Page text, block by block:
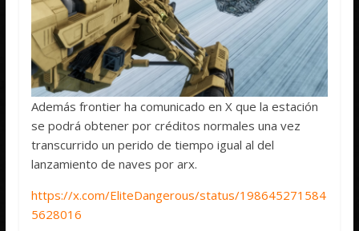
Además frontier ha comunicado en X que la estación
se podrá obtener por créditos normales una vez
transcurrido un perido de tiempo igual al del
lanzamiento de naves por arx.
https://x.com/EliteDangerous/status/198645271584
5628016